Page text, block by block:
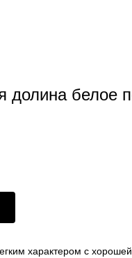
долина белое
характером с